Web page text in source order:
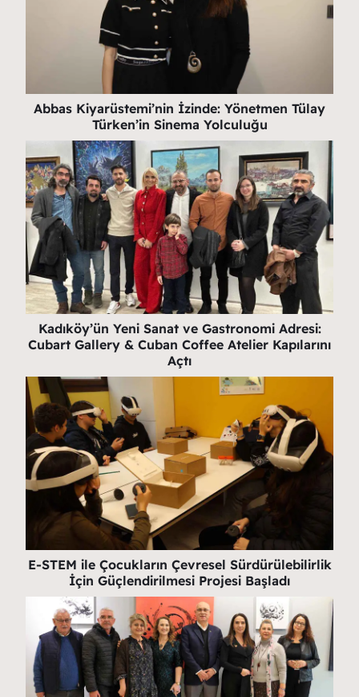
Abbas Kiyarüstemi’nin İzinde: Yönetmen Tülay
Türken’in Sinema Yolculuğu
Kadıköy’ün Yeni Sanat ve Gastronomi Adresi:
Cubart Gallery & Cuban Coffee Atelier Kapılarını
Açtı
E-STEM ile Çocukların Çevresel Sürdürülebilirlik
İçin Güçlendirilmesi Projesi Başladı